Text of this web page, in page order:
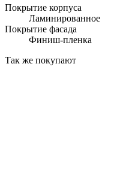
Покрытие корпуса
Ламинированное
Покрытие фасада
Финиш-пленка
Так же покупают